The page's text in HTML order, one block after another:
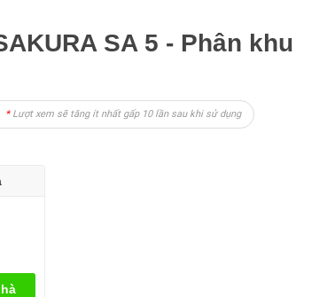
SA 5 - Phân khu
*Lượt xem sẽ tăng ít nhất gấp 10 lần sau khi sử dụng